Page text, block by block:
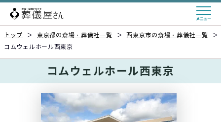
トップ ＞ 東京都の斎場・葬儀社一覧 ＞ 西東京市の斎場・葬儀社一覧
＞
コムウェルホール西東京
コムウェルホール西東京